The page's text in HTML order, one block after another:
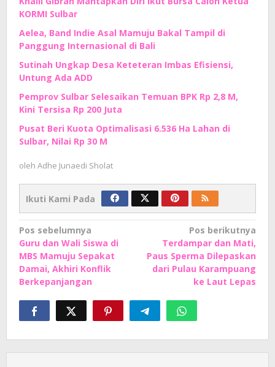
KORMI Sulbar
Aelea, Band Indie Asal Mamuju Bakal Tampil di
Panggung Internasional di Bali
Sutinah Ungkap Desa Keteteran Imbas Efisiensi,
Untung Ada ADD
Pemprov Sulbar Selesaikan Temuan BPK Rp 2,8 M,
Kini Tersisa Rp 200 Juta
Pusat Beri Kuota Optimalisasi 6.536 Ha Lahan di
Sulbar, Nilai Rp 30 M
oleh Adhe Junaedi Sholat
Ikuti Kami Pada
Navigasi
pos
Pos sebelumnya
Guru dan Wali Siswa di
MBS Mamuju Sepakat
Damai, Akhiri Konflik
Berkepanjangan
Pos berikutnya
Terdampar dan Mati,
Paus Sperma Dilepaskan
dari Pulau Karampuang
ke Laut Lepas